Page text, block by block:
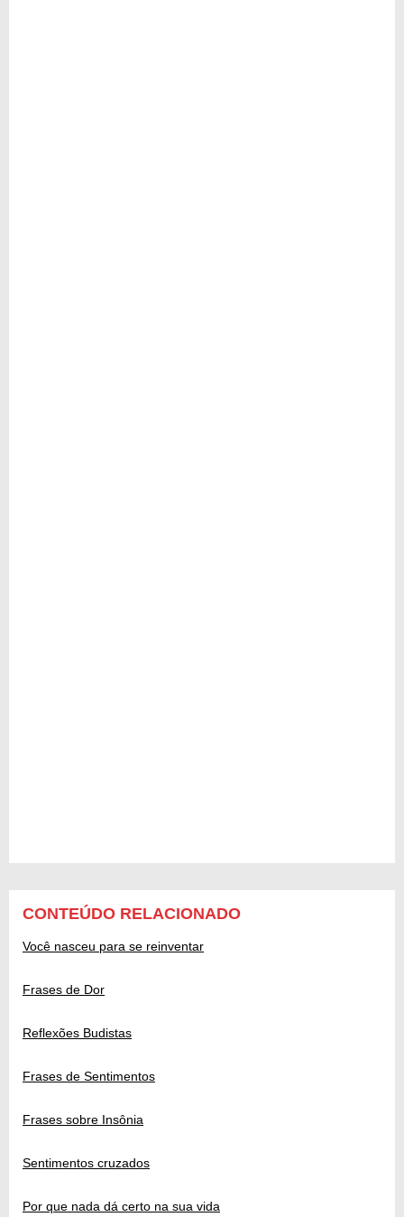
CONTEÚDO RELACIONADO
Você nasceu para se reinventar
Frases de Dor
Reflexões Budistas
Frases de Sentimentos
Frases sobre Insônia
Sentimentos cruzados
Por que nada dá certo na sua vida